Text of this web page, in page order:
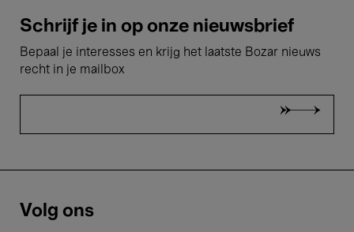
Schrijf je in op onze nieuwsbrief
Bepaal je interesses en krijg het laatste Bozar nieuws
recht in je mailbox
Volg ons